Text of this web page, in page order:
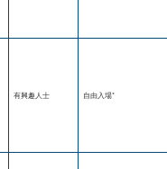
有興趣人士 自由入場*